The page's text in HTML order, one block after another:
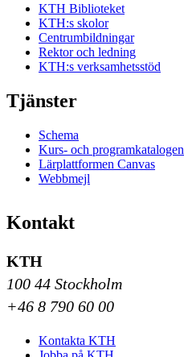
KTH Biblioteket
KTH:s skolor
Centrumbildningar
Rektor och ledning
KTH:s verksamhetsstöd
Tjänster
Schema
Kurs- och programkatalogen
Lärplattformen Canvas
Webbmejl
Kontakt
KTH
100 44 Stockholm
+46 8 790 60 00
Kontakta KTH